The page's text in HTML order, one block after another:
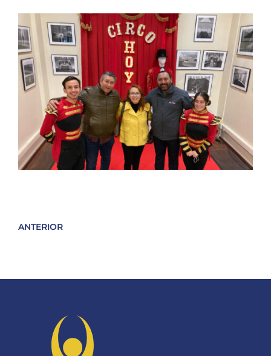
ANTERIOR